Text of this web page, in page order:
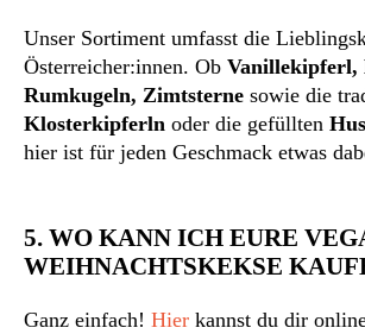
Unser Sortiment umfasst die
Österreicher:innen. Ob Vanillekipferl,
Rumkugeln, Zimtsterne sowie die
Klosterkipferln oder die gefüllten
hier ist für jeden Geschmack etwas
5. WO KANN ICH EURE
WEIHNACHTSKEKSE
Ganz einfach! Hier kannst du dir